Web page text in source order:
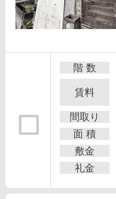
階 数
賃料
間取り
面 積
敷金
礼金